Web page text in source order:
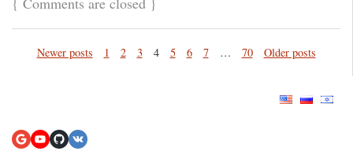
Newer posts 1 2 3 4 5 6 7 … 70 Older posts